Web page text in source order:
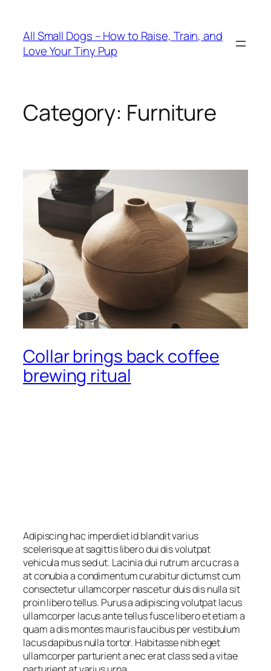
content
All Small Dogs – How to Raise, Train, and
Love Your Tiny Pup
Category: Furniture
Collar brings back coffee
brewing ritual
Adipiscing hac imperdiet id blandit varius
scelerisque at sagittis libero dui dis volutpat
vehicula mus sed ut. Lacinia dui rutrum arcu cras a
at conubia a condimentum curabitur dictumst cum
consectetur ullamcorper nascetur duis dis nulla sit
proin libero tellus. Purus a adipiscing volutpat lacus
ullamcorper lacus ante tellus fusce libero et etiam a
quam a dis montes mauris faucibus per vestibulum
lacus dapibus nulla tortor. Habitasse nibh eget
ullamcorper parturient a nec erat class sed a vitae